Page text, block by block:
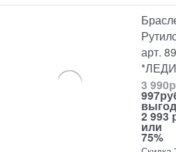
арт.
3 990
997
2 993
или
75%